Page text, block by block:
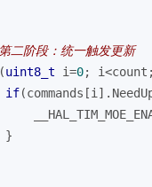
阶段：统一触发更新
(uint8_t i=0;
if
}